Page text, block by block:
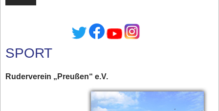
SPORT
Ruderverein „Preußen“ e.V.